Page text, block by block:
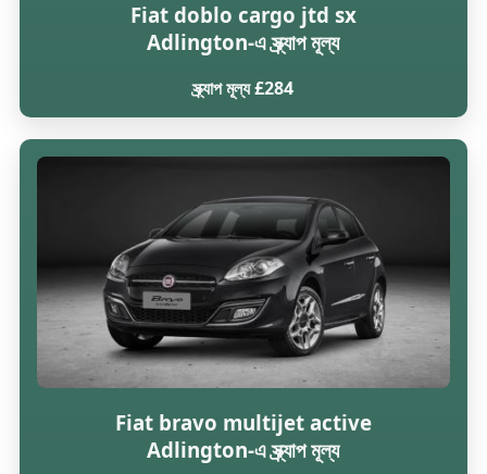
Fiat doblo cargo jtd sx
Adlington-এ স্ক্র্যাপ মূল্য
স্ক্র্যাপ মূল্য £284
Fiat bravo multijet active
Adlington-এ স্ক্র্যাপ মূল্য